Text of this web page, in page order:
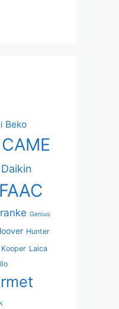
Beko
CAME
Daikin
FAAC
Genius
Hunter
Kooper Laica